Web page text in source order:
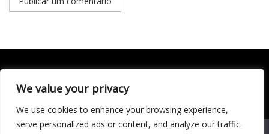
We value your privacy
We use cookies to enhance your browsing experience,
serve personalized ads or content, and analyze our traffic.
Todo conteúdo publicado neste portal, incluindo textos,
responsabilidade do autor. © 2020 - 2024 Todos os direitos
reservados ao site Matéria Livre Royale News by
Themebeez